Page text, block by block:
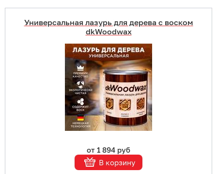
Универсальная лазурь для дерева с воском
dkWoodwax
от 1 894 руб
В корзину
Купить в 1 клик
В корзину
Подробнее